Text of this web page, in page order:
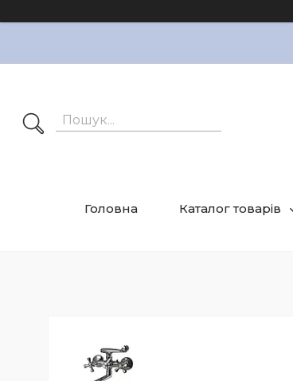
Головна Каталог товарів